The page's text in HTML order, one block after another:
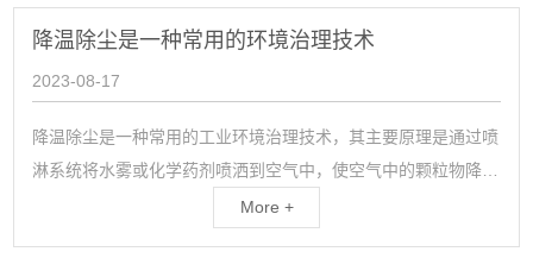
味，改善周边环境的空气质量。为了达到这一目...
降温除尘是一种常用的环境治理技术
2023-08-17
降温除尘是一种常用的工业环境治理技术，其主要原理是通过喷
淋系统将水雾或化学药剂喷洒到空气中，使空气中的颗粒物降
温、凝结和沉积下来，从而达到除尘和降温的效果。喷淋降温除
More +